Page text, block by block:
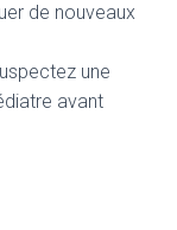
de nouveaux
une
avant